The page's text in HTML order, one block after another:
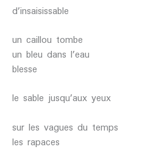
d’insaisissable
un caillou tombe
un bleu dans l’eau
blesse
le sable jusqu’aux yeux
sur les vagues du temps
les rapaces